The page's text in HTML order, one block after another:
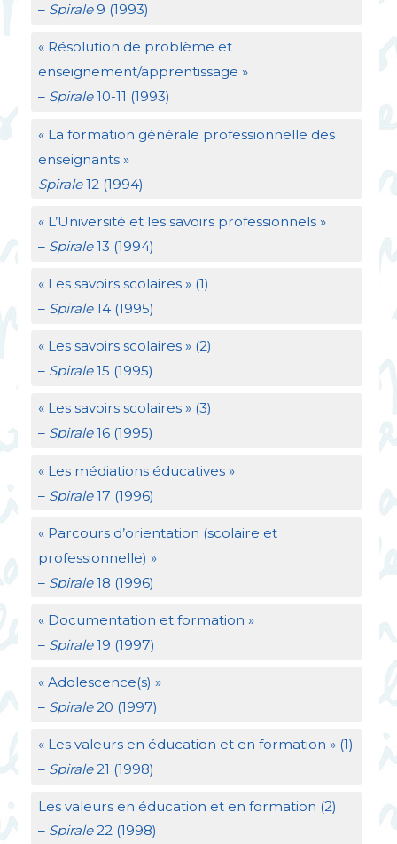
– Spirale9 (1993)
« Résolution de problème et
enseignement/apprentissage »
– Spirale10-11 (1993)
« La formation générale professionnelle des
enseignants »
Spirale12 (1994)
« L’Université et les savoirs professionnels »
– Spirale13 (1994)
« Les savoirs scolaires » (1)
– Spirale14 (1995)
« Les savoirs scolaires » (2)
– Spirale15 (1995)
« Les savoirs scolaires » (3)
– Spirale16 (1995)
« Les médiations éducatives »
– Spirale17 (1996)
« Parcours d’orientation (scolaire et
professionnelle) »
– Spirale18 (1996)
« Documentation et formation »
– Spirale19 (1997)
« Adolescence(s) »
– Spirale20 (1997)
« Les valeurs en éducation et en formation » (1)
– Spirale21 (1998)
Les valeurs en éducation et en formation (2)
–Spirale22 (1998)